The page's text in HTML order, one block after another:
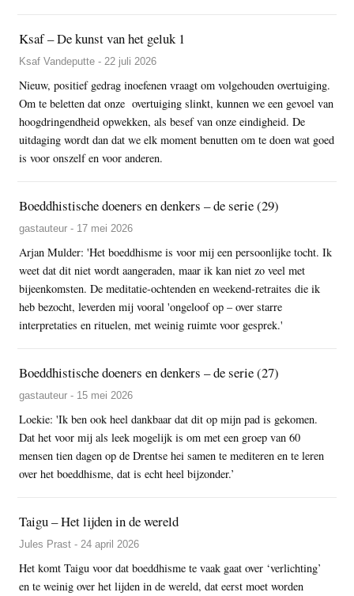
Ksaf – De kunst van het geluk 1
Ksaf Vandeputte - 22 juli 2026
Nieuw, positief gedrag inoefenen vraagt om volgehouden overtuiging.
Om te beletten dat onze overtuiging slinkt, kunnen we een gevoel van
hoogdringendheid opwekken, als besef van onze eindigheid. De
uitdaging wordt dan dat we elk moment benutten om te doen wat goed
is voor onszelf en voor anderen.
Boeddhistische doeners en denkers – de serie (29)
gastauteur - 17 mei 2026
Arjan Mulder: 'Het boeddhisme is voor mij een persoonlijke tocht. Ik
weet dat dit niet wordt aangeraden, maar ik kan niet zo veel met
bijeenkomsten. De meditatie-ochtenden en weekend-retraites die ik
heb bezocht, leverden mij vooral 'ongeloof op – over starre
interpretaties en rituelen, met weinig ruimte voor gesprek.'
Boeddhistische doeners en denkers – de serie (27)
gastauteur - 15 mei 2026
Loekie: 'Ik ben ook heel dankbaar dat dit op mijn pad is gekomen.
Dat het voor mij als leek mogelijk is om met een groep van 60
mensen tien dagen op de Drentse hei samen te mediteren en te leren
over het boeddhisme, dat is echt heel bijzonder.’
Taigu – Het lijden in de wereld
Jules Prast - 24 april 2026
Het komt Taigu voor dat boeddhisme te vaak gaat over ‘verlichting’
en te weinig over het lijden in de wereld, dat eerst moet worden